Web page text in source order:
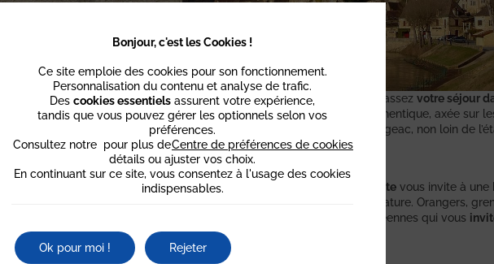
hébergement de qualité, faites uneréservation à La Couleuvrine . Passezvotre séjour
aménagées. Dans sonrestaurant, dégustez à une cuisine authentique, axée sur
à Sarlat , programmez une visite du célèbre village de la Roque Gageac, non loin de
EN PLEIN CŒUR DU PÉRIGORD NOIR
que vous soyez en couple, entre amis ou en famille. Ce lieu insolite vous invite à une
etc. C’est l’adresse idéale pour se ressourcer et se reconnecter à la nature. Orangers,
dans toute leur splendeur. Autant de
et méditerranéennes qui vous
Bonjour, c'est les Cookies !
Ce site emploie des cookies pour son fonctionnement.
Personnalisation du contenu et analyse de trafic.
Des cookies essentiels assurent votre expérience,
tandis que vous pouvez gérer les optionnels selon vos
préférences.
Consultez notre
Centre de préférences de cookies
pour plus de
détails ou ajuster vos choix.
En continuant sur ce site, vous consentez à l'usage des cookies
indispensables.
Ok pour moi ! Rejeter